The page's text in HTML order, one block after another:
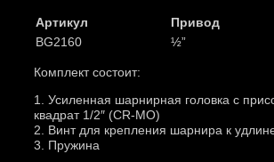
Артикул Привод
BG2160 ½”
Комплект состоит:
1. Усиленная шарнирная головка с
квадрат 1/2″ (CR-MO)
2. Винт для крепления шарнира к
3. Пружина